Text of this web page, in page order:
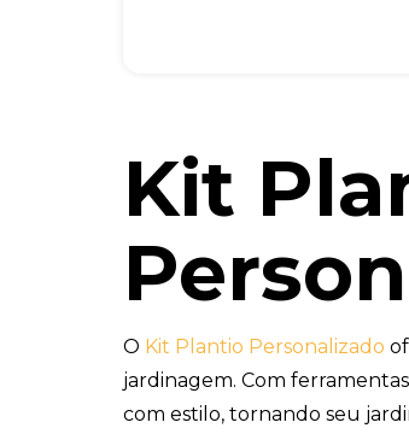
Kit
O Kit Plantio Personalizado
jardinagem. Com
com estilo, tornando seu